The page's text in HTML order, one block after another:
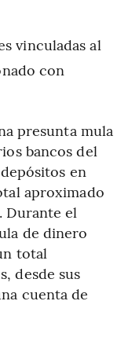
vinculadas al
con
presunta mula
bancos del
en
aproximado
Durante el
de dinero
total
desde sus
cuenta de